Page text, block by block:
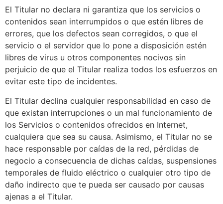
El Titular no declara ni garantiza que los servicios o
contenidos sean interrumpidos o que estén libres de
errores, que los defectos sean corregidos, o que el
servicio o el servidor que lo pone a disposición estén
libres de virus u otros componentes nocivos sin
perjuicio de que el Titular realiza todos los esfuerzos en
evitar este tipo de incidentes.
El Titular declina cualquier responsabilidad en caso de
que existan interrupciones o un mal funcionamiento de
los Servicios o contenidos ofrecidos en Internet,
cualquiera que sea su causa. Asimismo, el Titular no se
hace responsable por caídas de la red, pérdidas de
negocio a consecuencia de dichas caídas, suspensiones
temporales de fluido eléctrico o cualquier otro tipo de
daño indirecto que te pueda ser causado por causas
ajenas a el Titular.